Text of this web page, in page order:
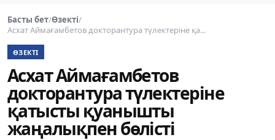
Басты бет/Өзекті/
Асхат Аймағамбетов докторантура түлектеріне қа...
ӨЗЕКТІ
Асхат Аймағамбетов
докторантура түлектеріне
қатысты қуанышты
жаңалықпен бөлісті